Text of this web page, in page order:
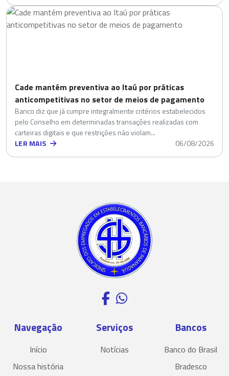
Cade mantém preventiva ao Itaú por práticas
anticompetitivas no setor de meios de pagamento
Banco diz que já cumpre integralmente critérios estabelecidos
pelo Conselho em determinadas transações realizadas com
carteiras digitais e que restrições não violam...
LER MAIS
06/08/2026
Navegação
Início
Nossa história
Serviços
Notícias
Bancos
Banco do Brasil
Bradesco